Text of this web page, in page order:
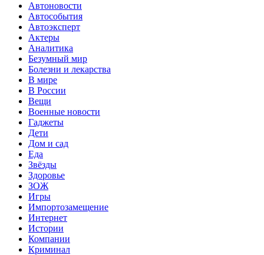
Автоновости
Автособытия
Автоэксперт
Актеры
Аналитика
Безумный мир
Болезни и лекарства
В мире
В России
Вещи
Военные новости
Гаджеты
Дети
Дом и сад
Еда
Звёзды
Здоровье
ЗОЖ
Игры
Импортозамещение
Интернет
Истории
Компании
Криминал